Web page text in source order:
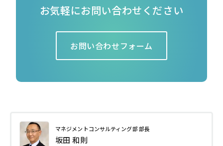
お気軽にお問い合わせください
お問い合わせフォーム
マネジメントコンサルティング部 部長
坂田 和則